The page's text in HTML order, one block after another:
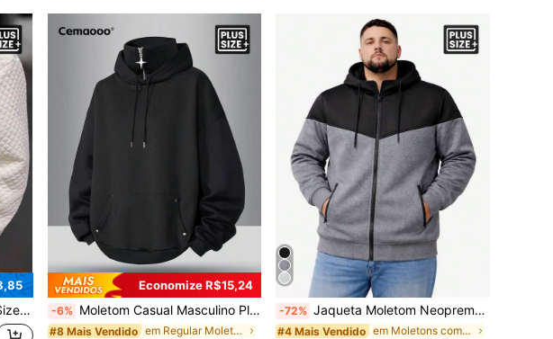
de Waffle
Economize R$15,24
-6% Moletom Casual Masculino Plus Size de Cor Sólida com Bolsos Grandes, Punhos e Barra Canelados, Macio e Confortável para Primavera e Outono, Top de Manga Longa
#8 Mais Vendido em Regular Moletons masculinos plus size
-72% Jaqueta Moletom Neopreme Masculina Plus Size Premium Impermeável G1 ao G4 – Conforto Térmico, Alta Qualidade Inverno
#4 Mais Vendido em Moletons com zíper plus size masculinos